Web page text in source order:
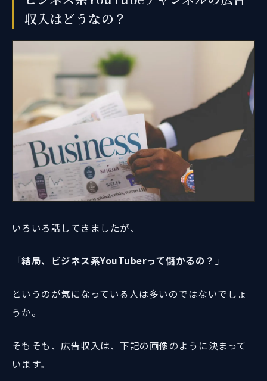
収入はどうなの？
いろいろ話してきましたが、
「結局、ビジネス系YouTuberって儲かるの？ 」
というのが気になっている人は多いのではないでしょ
うか。
そもそも、広告収入は、下記の画像のように決まって
います。